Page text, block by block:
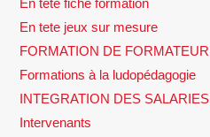
En tete jeux sur mesure
FORMATION DE FORMATEUR
Formations à la ludopédagogie
INTEGRATION DES SALARIES
Intervenants